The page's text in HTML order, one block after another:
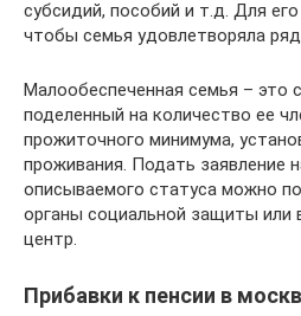
субсидий, пособий и т.д. Для
чтобы семья удовлетворяла ряд
Малообеспеченная семья – это
поделенный на количество ее
прожиточного минимума,
проживания. Подать заявление
описываемого статуса можно
органы социальной защиты или
центр.
Прибавки к пенсии в